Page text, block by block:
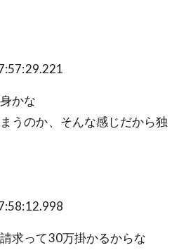
かな
うのか、そんな感じだから独
求って30万掛かるからな